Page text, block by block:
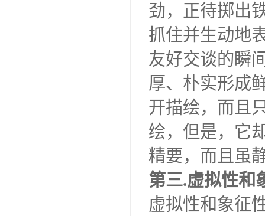
劲，正待掷出
抓住并生动地
友好交谈的瞬
厚、朴实形成
开描绘，而且
绘，但是，它
精要，而且虽
第三.虚拟性
虚拟性和象征